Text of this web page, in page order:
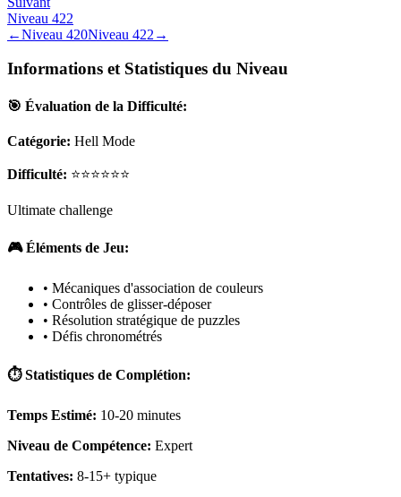
Niveau 422
←Niveau 420Niveau 422 →
Informations et Statistiques du Niveau
🎯 Évaluation de la Difficulté:
Catégorie: Hell Mode
Difficulté: ⭐⭐⭐⭐⭐⭐
Ultimate challenge
🎮 Éléments de Jeu:
• Mécaniques d'association de couleurs
• Contrôles de glisser-déposer
• Résolution stratégique de puzzles
• Défis chronométrés
⏱️ Statistiques de Complétion:
Temps Estimé: 10-20 minutes
Niveau de Compétence: Expert
Tentatives: 8-15+ typique